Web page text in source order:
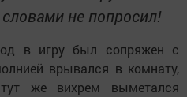
не попросил!
в игру был сопряжен с
врывался в комнату,
же вихрем выметался